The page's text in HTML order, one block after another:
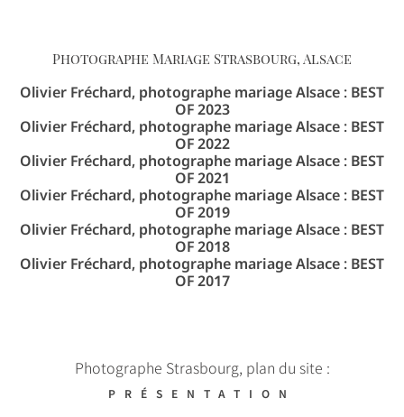
Photographe Mariage Strasbourg, Alsace
Olivier Fréchard, photographe mariage Alsace : BEST
OF 2023
Olivier Fréchard, photographe mariage Alsace : BEST
OF 2022
Olivier Fréchard, photographe mariage Alsace : BEST
OF 2021
Olivier Fréchard, photographe mariage Alsace : BEST
OF 2019
Olivier Fréchard, photographe mariage Alsace : BEST
OF 2018
Olivier Fréchard, photographe mariage Alsace : BEST
OF 2017
Photographe Strasbourg, plan du site :
PRÉSENTATION